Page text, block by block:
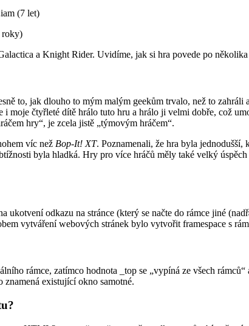
(7 let)
roky)
a Knight Rider. Uvidíme, jak si hra povede po
to, jak dlouho to mým malým geekům trvalo, než to
moje čtyřleté dítě hrálo tuto hru a hrálo ji velmi dobře, což
hry“, je zcela jistě „týmovým hráčem“.
víc než Bop-It! XT. Poznamenali, že hra byla
byla hladká. Hry pro více hráčů měly také velký
ukotvení odkazu na stránce (který se načte do rámce jiné
vytváření webových stránek bylo vytvořit framespace s
rámce, zatímco hodnota _top se „vypíná ze všech
existující okno samotné.